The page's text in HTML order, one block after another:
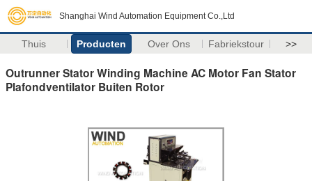
Shanghai Wind Automation Equipment Co.,Ltd
Thuis Producten Over Ons Fabriekstour >>
Outrunner Stator Winding Machine AC Motor Fan Stator
Plafondventilator Buiten Rotor